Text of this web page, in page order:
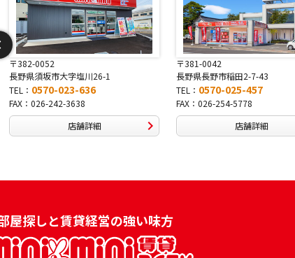
〒381-0042
長野県長野市稲田2-7-43
TEL： 0570-025-457
FAX：026-254-5778
店舗詳細
〒381-0034
長野県長野市高田1307-1
TEL： 0570-067-677
FAX：026-267-6778
店舗詳細
屋探しと賃貸経営の強い味方